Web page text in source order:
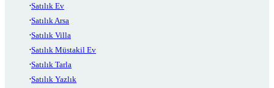
Satılık Ev
Satılık Arsa
Satılık Villa
Satılık Müstakil Ev
Satılık Tarla
Satılık Yazlık